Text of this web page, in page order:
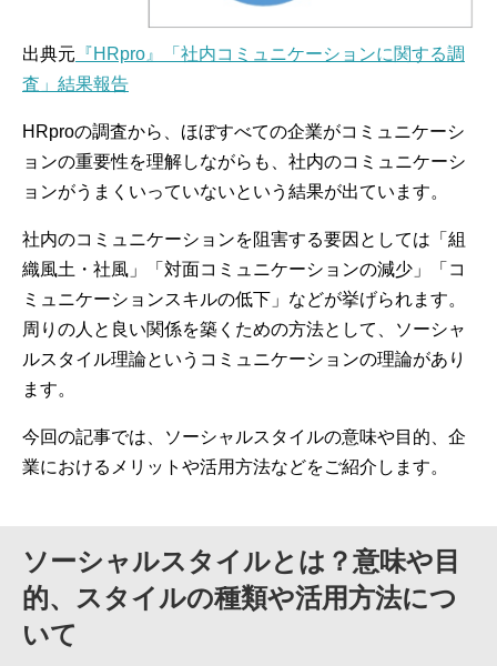
出典元 『HRpro』「社内コミュニケーションに関する調
査」結果報告
HRproの調査から、ほぼすべての企業がコミュニケーシ
ョンの重要性を理解しながらも、社内のコミュニケーシ
ョンがうまくいっていないという結果が出ています。
社内のコミュニケーションを阻害する要因としては「組
織風土・社風」「対面コミュニケーションの減少」「コ
ミュニケーションスキルの低下」などが挙げられます。
周りの人と良い関係を築くための方法として、ソーシャ
ルスタイル理論というコミュニケーションの理論があり
ます。
今回の記事では、ソーシャルスタイルの意味や目的、企
業におけるメリットや活用方法などをご紹介します。
ソーシャルスタイルとは？意味や目
的、スタイルの種類や活用方法につ
いて